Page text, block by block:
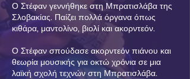
​Ο Στέφαν γεννήθηκε στη Μπρατισλάβα της
Σλοβακίας. Παίζει πολλά όργανα όπως
κιθάρα, μαντολίνο, βιολί και ακορντεόν.
Ο Στέφαν σπούδασε ακορντεόν πιάνου και
θεωρία μουσικής για οκτώ χρόνια σε μια
λαϊκή σχολή τεχνών στη Μπρατισλάβα.